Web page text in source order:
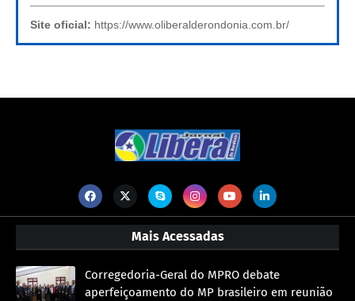
Site oficial: https://www.oliberalderondonia.com.br/
Mais Acessadas
Corregedoria-Geral do MPRO debate
aperfeiçoamento do MP brasileiro em reunião